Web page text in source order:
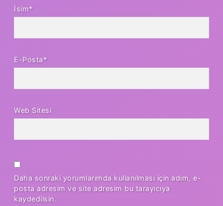
İsim*
E-Posta*
Web Sitesi
Daha sonraki yorumlarımda kullanılması için adım, e-
posta adresim ve site adresim bu tarayıcıya
kaydedilsin.